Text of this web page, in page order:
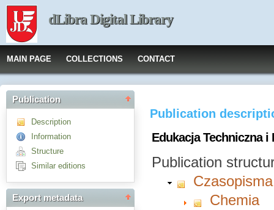
dLibra Digital Library
MAIN PAGE COLLECTIONS CONTACT
Publication
Description
Information
Structure
Similar editions
Export metadata
Publication
Edukacja Techniczna i
Publication
Chemia